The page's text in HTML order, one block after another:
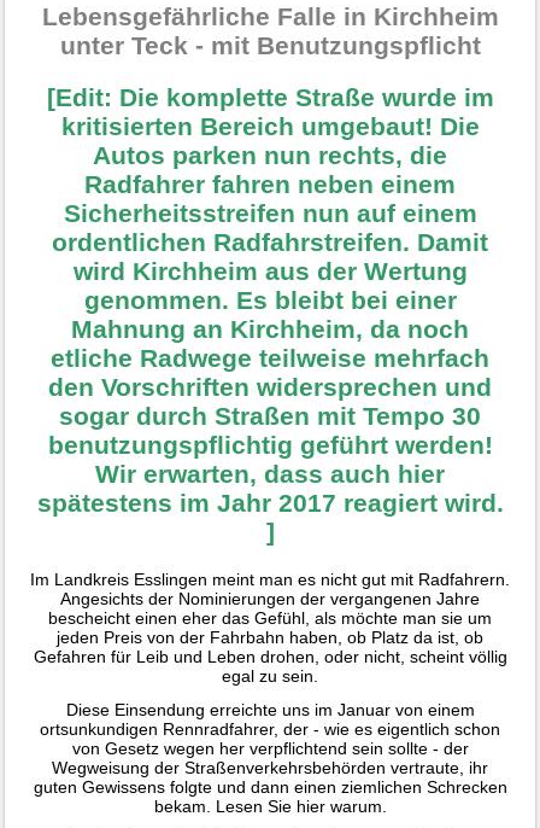
Lebensgefährliche Falle in Kirchheim
unter Teck - mit Benutzungspflicht
[Edit: Die komplette Straße wurde im
kritisierten Bereich umgebaut! Die
Autos parken nun rechts, die
Radfahrer fahren neben einem
Sicherheitsstreifen nun auf einem
ordentlichen Radfahrstreifen. Damit
wird Kirchheim aus der Wertung
genommen. Es bleibt bei einer
Mahnung an Kirchheim, da noch
etliche Radwege teilweise mehrfach
den Vorschriften widersprechen und
sogar durch Straßen mit Tempo 30
benutzungspflichtig geführt werden!
Wir erwarten, dass auch hier
spätestens im Jahr 2017 reagiert wird.
]
Im Landkreis Esslingen meint man es nicht gut mit Radfahrern.
Angesichts der Nominierungen der vergangenen Jahre
bescheicht einen eher das Gefühl, als möchte man sie um
jeden Preis von der Fahrbahn haben, ob Platz da ist, ob
Gefahren für Leib und Leben drohen, oder nicht, scheint völlig
egal zu sein.
Diese Einsendung erreichte uns im Januar von einem
ortsunkundigen Rennradfahrer, der - wie es eigentlich schon
von Gesetz wegen her verpflichtend sein sollte - der
Wegweisung der Straßenverkehrsbehörden vertraute, ihr
guten Gewissens folgte und dann einen ziemlichen Schrecken
bekam. Lesen Sie hier warum.